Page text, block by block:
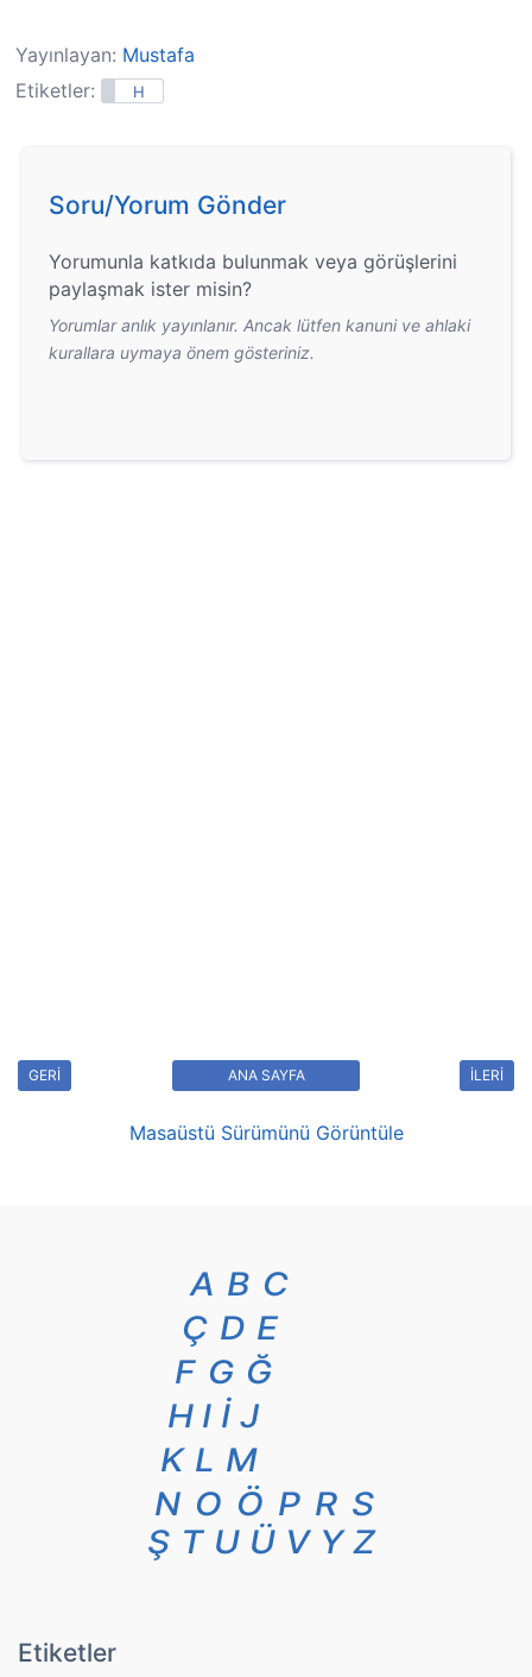
Yayınlayan: Mustafa
Etiketler:
H
Soru/Yorum Gönder
Yorumunla katkıda bulunmak veya görüşlerini
paylaşmak ister misin?
Yorumlar anlık yayınlanır. Ancak lütfen kanuni ve ahlaki
kurallara uymaya önem gösteriniz.
GERİ İLERİ
ANA SAYFA
Masaüstü Sürümünü Görüntüle
A B C
Ç D E
F G Ğ
H I İ J
K L M
N O Ö P R S
Ş T U Ü V Y Z
Etiketler